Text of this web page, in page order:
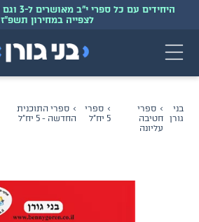
היחידים עם כל ספרי י״ב מאושרים ל-3 וגם ל-4 יח״ל
לצפייה במחירון תשפ״ז
ספרי התוכנית
החדשה - 5 יח״ל
ספרי
5 יח״ל
ספרי
חטיבה
עליונה
בני
גורן